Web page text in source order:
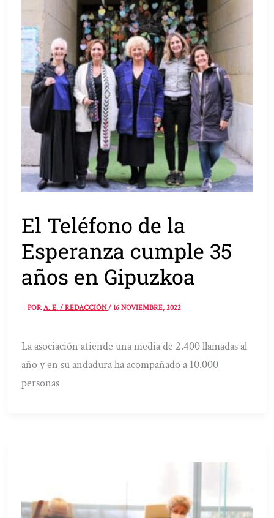
El Teléfono de la
Esperanza cumple 35
años en Gipuzkoa
PORA. E. / REDACCIÓN/16 NOVIEMBRE, 2022
La asociación atiende una media de 2.400 llamadas al
año y en su andadura ha acompañado a 10.000
personas